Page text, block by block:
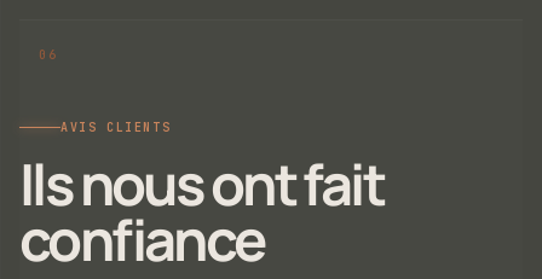
AVIS CLIENTS
Ils nous ont fait
confiance